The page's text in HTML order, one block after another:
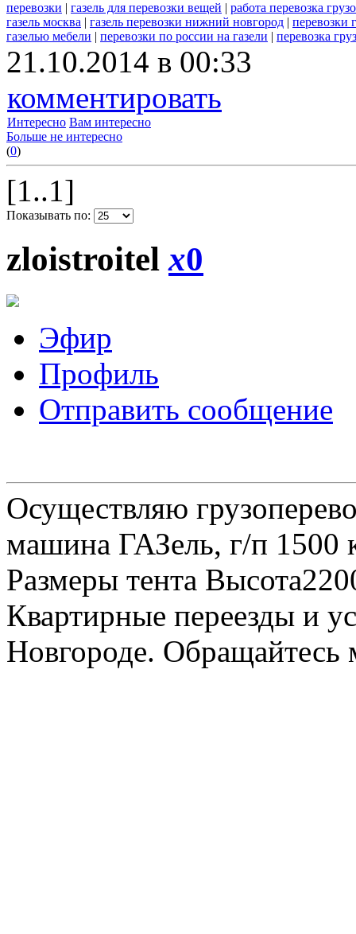
перевозки | газель для перевозки вещей | работа перевозка
газель москва | газель перевозки нижний новгород | перевозки
газелью мебели | перевозки по россии на газели | перевозка
21.10.2014 в 00:33
комментировать
Интересно Вам интересно
Больше не интересно
(0)
[1..1]
Показывать по:
zloistroitelx0
Эфир
Профиль
Отправить сообщение
Осуществляю
машина ГАЗель, г/п 1500
Размеры тента
Квартирные переезды и
Новгороде.